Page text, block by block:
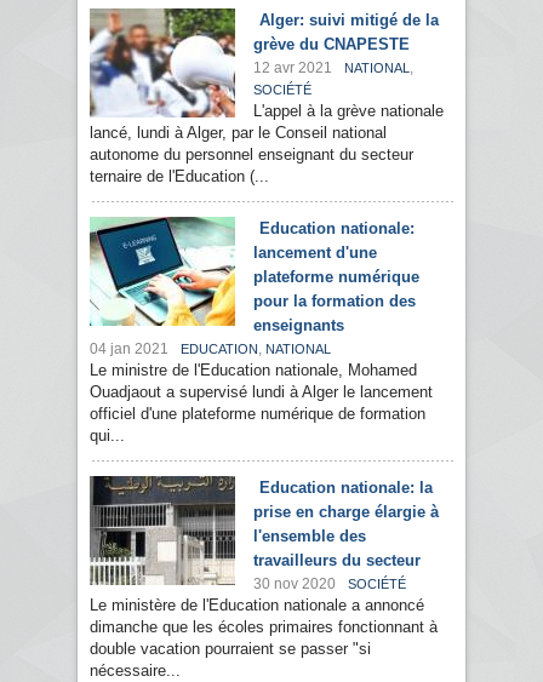
Alger: suivi mitigé de la
grève du CNAPESTE
12 avr 2021 NATIONAL ,
SOCIÉTÉ
L'appel à la grève nationale
lancé, lundi à Alger, par le Conseil national
autonome du personnel enseignant du secteur
ternaire de l'Education (...
Education nationale:
lancement d'une
plateforme numérique
pour la formation des
enseignants
04 jan 2021 EDUCATION , NATIONAL
Le ministre de l'Education nationale, Mohamed
Ouadjaout a supervisé lundi à Alger le lancement
officiel d'une plateforme numérique de formation
qui...
Education nationale: la
prise en charge élargie à
l'ensemble des
travailleurs du secteur
30 nov 2020 SOCIÉTÉ
Le ministère de l'Education nationale a annoncé
dimanche que les écoles primaires fonctionnant à
double vacation pourraient se passer "si
nécessaire...